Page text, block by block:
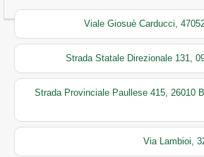
Viale Giosuè Carducci,
Strada Statale Direzionale 131,
Strada Provinciale Paullese 415, 26010
Via Lambioi,